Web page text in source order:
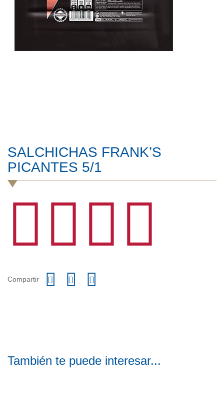
SALCHICHAS FRANK’S
PICANTES 5/1
Compartir
También te puede interesar...